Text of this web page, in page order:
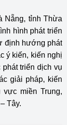
Nẵng, tỉnh Thừa
hình phát triển
định hướng phát
ý kiến, kiến nghị
triển dịch vụ
giải pháp, kiến
vực miền Trung,
Tây.